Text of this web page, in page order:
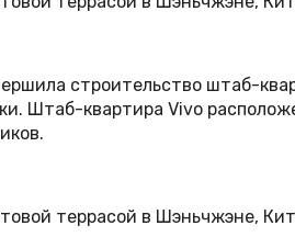
строительство штаб-
Штаб-квартира Vivo